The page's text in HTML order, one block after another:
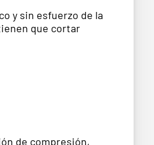
y sin esfuerzo de la
que cortar
de compresión,